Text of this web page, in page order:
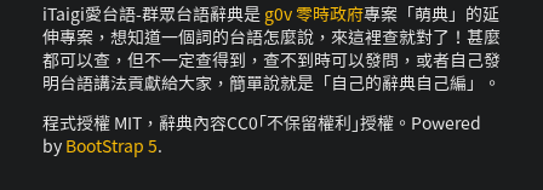
iTaigi愛台語-群眾台語辭典是 g0v 零時政府專案「萌典」的延
伸專案，想知道一個詞的台語怎麼說，來這裡查就對了！甚麼
都可以查，但不一定查得到，查不到時可以發問，或者自己發
明台語講法貢獻給大家，簡單說就是「自己的辭典自己編」。
程式授權 MIT，辭典內容CC0｢不保留權利｣授權。Powered
by BootStrap 5.